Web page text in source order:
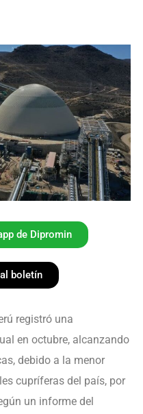
de Dipromin
boletín
registró una
en octubre, alcanzando
debido a la menor
cupríferas del país, por
un informe del